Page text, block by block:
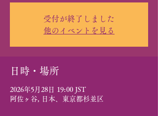
受付が終了しました
他のイベントを見る
日時・場所
2026年5月28日 19:00 JST
阿佐ヶ谷, 日本、東京都杉並区